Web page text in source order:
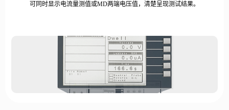
可同时显示电流量测值或MD两端电压值，清楚呈现测试结果。